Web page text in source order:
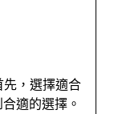
先，選擇適合
適的選擇。